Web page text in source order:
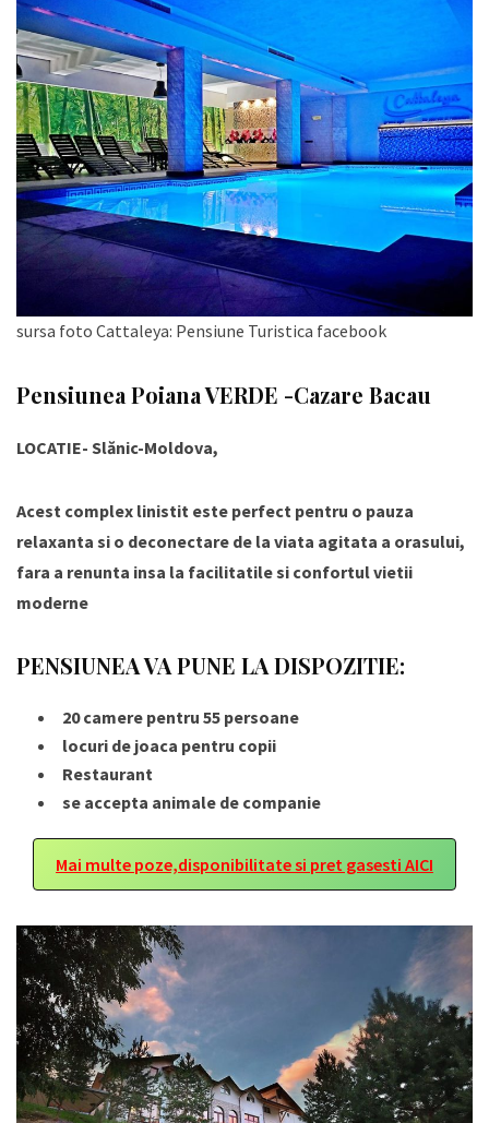
sursa foto Cattaleya: Pensiune Turistica facebook
Pensiunea Poiana VERDE -Cazare Bacau
LOCATIE- Slănic-Moldova,
Acest complex linistit este perfect pentru o pauza
relaxanta si o deconectare de la viata agitata a orasului,
fara a renunta insa la facilitatile si confortul vietii
moderne
PENSIUNEA VA PUNE LA DISPOZITIE:
20 camere pentru 55 persoane
locuri de joaca pentru copii
Restaurant
se accepta animale de companie
Mai multe poze,disponibilitate si pret gasesti AICI